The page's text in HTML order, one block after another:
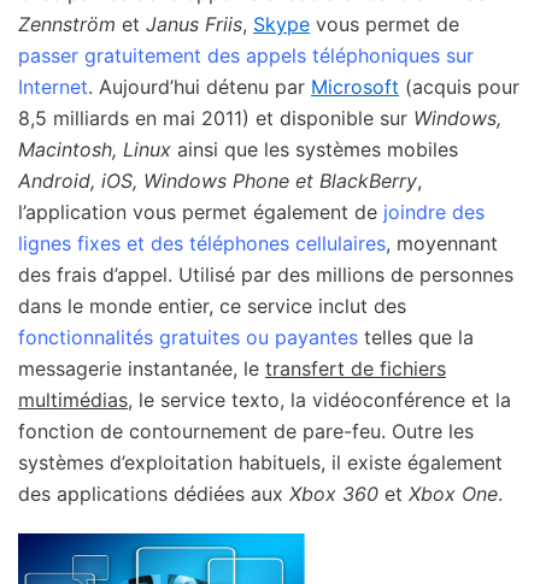
Zennström et Janus Friis, Skype vous permet de
passer gratuitement des appels téléphoniques sur
Internet. Aujourd’hui détenu par Microsoft (acquis pour
8,5 milliards en mai 2011) et disponible sur Windows,
Macintosh, Linux ainsi que les systèmes mobiles
Android, iOS, Windows Phone et BlackBerry,
l’application vous permet également de joindre des
lignes fixes et des téléphones cellulaires, moyennant
des frais d’appel. Utilisé par des millions de personnes
dans le monde entier, ce service inclut des
fonctionnalités gratuites ou payantes telles que la
messagerie instantanée, le transfert de fichiers
multimédias, le service texto, la vidéoconférence et la
fonction de contournement de pare-feu. Outre les
systèmes d’exploitation habituels, il existe également
des applications dédiées aux Xbox 360 et Xbox One.